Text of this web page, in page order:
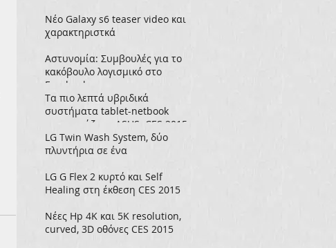
Νέο Galaxy s6 teaser video και
χαρακτηριστκά
Aστυνομία: Συμβουλές για το
κακόβουλο λογισμικό στο
Facebook
Tα πιο λεπτά υβριδικά
συστήματα tablet-netbook
παρουσιάζει η ASUS. CES 2015
LG Twin Wash System, δύο
πλυντήρια σε ένα
LG G Flex 2 κυρτό και Self
Healing στη έκθεση CES 2015
Νέες Hp 4K και 5K resolution,
curved, 3D οθόνες CES 2015